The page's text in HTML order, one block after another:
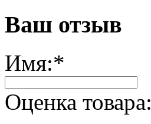
Ваш отзыв
Имя:*
Оценка товара: